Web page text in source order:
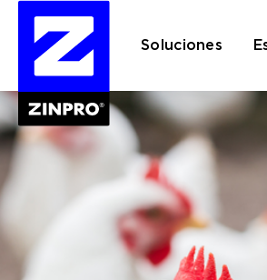
Soluciones
Buscar: